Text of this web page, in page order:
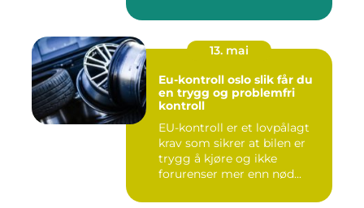
13. mai
Eu-kontroll oslo slik får du
en trygg og problemfri
kontroll
EU-kontroll er et lovpålagt
krav som sikrer at bilen er
trygg å kjøre og ikke
forurenser mer enn nød...